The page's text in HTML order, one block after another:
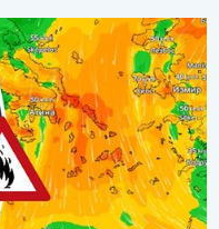
Evrope. Vrućina i jaki